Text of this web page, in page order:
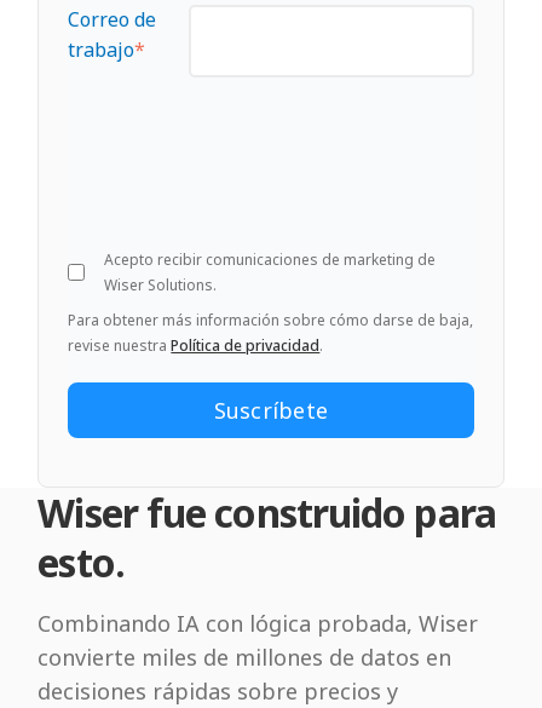
Correo de
trabajo*
Acepto recibir comunicaciones de marketing de
Wiser Solutions.
Para obtener más información sobre cómo darse de baja,
revise nuestraPolítica de privacidad.
Wiser fue construido para
esto.
Combinando IA con lógica probada, Wiser
convierte miles de millones de datos en
decisiones rápidas sobre precios y